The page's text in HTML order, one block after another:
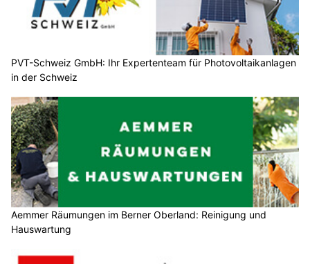
PVT-Schweiz GmbH: Ihr Expertenteam für Photovoltaikanlagen
in der Schweiz
Aemmer Räumungen im Berner Oberland: Reinigung und
Hauswartung